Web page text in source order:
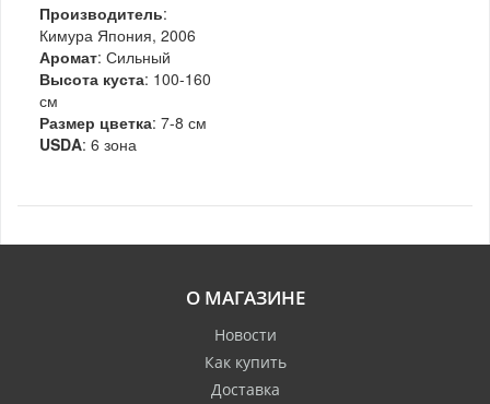
Производитель:
Кимура Япония, 2006
Аромат: Сильный
Высота куста: 100-160
см
Размер цветка: 7-8 см
USDA: 6 зона
О МАГАЗИНЕ
Новости
Как купить
Доставка